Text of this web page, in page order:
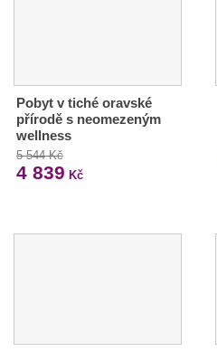
Pobyt v tiché oravské
přírodě s neomezeným
wellness
5 544 Kč
4 839 Kč